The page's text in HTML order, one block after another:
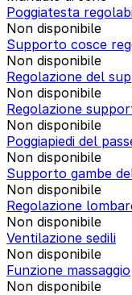
Poggiatesta
Non disponibile
Supporto cosce
Non disponibile
Regolazione del
Non disponibile
Regolazione
Non disponibile
Poggiapiedi del
Non disponibile
Supporto gambe
Non disponibile
Regolazione
Non disponibile
Ventilazione sedili
Non disponibile
Funzione massaggio
Non disponibile